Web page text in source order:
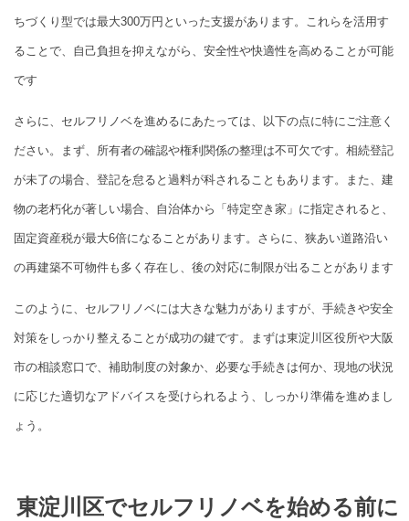
ちづくり型では最大300万円といった支援があります。これらを活用す
ることで、自己負担を抑えながら、安全性や快適性を高めることが可能
です
さらに、セルフリノベを進めるにあたっては、以下の点に特にご注意く
ださい。まず、所有者の確認や権利関係の整理は不可欠です。相続登記
が未了の場合、登記を怠ると過料が科されることもあります。また、建
物の老朽化が著しい場合、自治体から「特定空き家」に指定されると、
固定資産税が最大6倍になることがあります。さらに、狭あい道路沿い
の再建築不可物件も多く存在し、後の対応に制限が出ることがあります
このように、セルフリノベには大きな魅力がありますが、手続きや安全
対策をしっかり整えることが成功の鍵です。まずは東淀川区役所や大阪
市の相談窓口で、補助制度の対象か、必要な手続きは何か、現地の状況
に応じた適切なアドバイスを受けられるよう、しっかり準備を進めまし
ょう。
東淀川区でセルフリノベを始める前に